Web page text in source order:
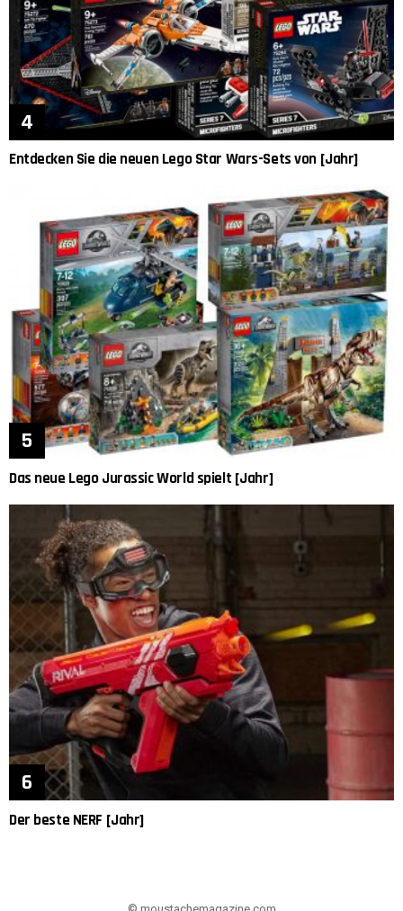
Entdecken Sie die neuen Lego Star Wars-Sets von [Jahr]
Das neue Lego Jurassic World spielt [Jahr]
Der beste NERF [Jahr]